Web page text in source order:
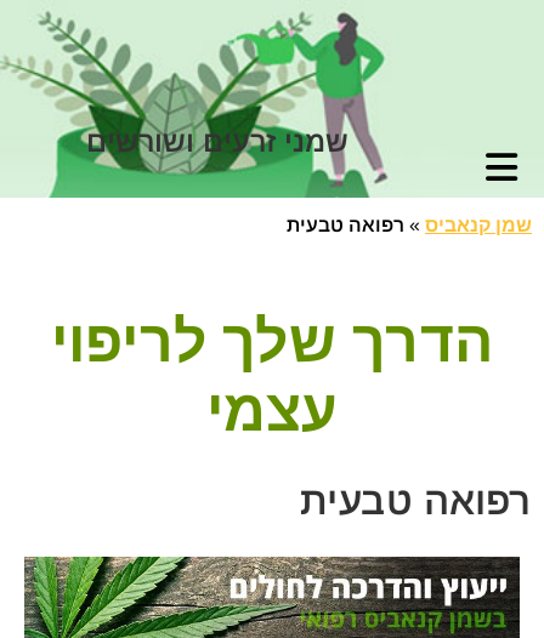
שמני זרעים ושורשים
שמן קנאביס » רפואה טבעית
הדרך שלך לריפוי
עצמי
רפואה טבעית